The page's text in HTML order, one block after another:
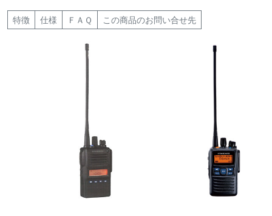
特徴 仕様 ＦＡＱ この商品のお問い合せ先